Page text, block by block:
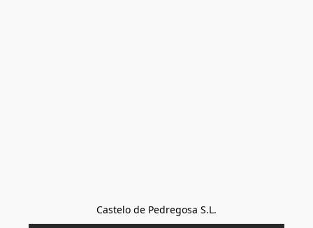
Castelo de Pedregosa S.L.